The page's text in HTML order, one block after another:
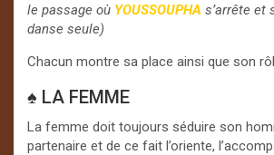
le passage où YOUSSOUPHA s’arrête et
danse seule)
Chacun montre sa place ainsi que son
♠ LA FEMME
La femme doit toujours séduire son
partenaire et de ce fait l’oriente,